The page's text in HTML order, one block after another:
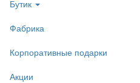
Бутик
Фабрика
Корпоративные подарки
Акции